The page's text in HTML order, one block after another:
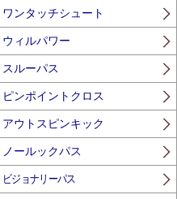
ワンタッチシュート
ウィルパワー
スルーパス
ピンポイントクロス
アウトスピンキック
ノールックパス
ビジョナリーパス